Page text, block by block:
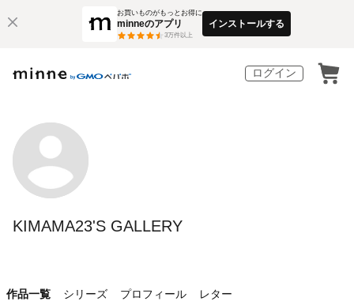
お買いものがもっとお得に
minneのアプリ
3万件以上
インストールする
ログイン
KIMAMA23'S GALLERY
作品一覧 シリーズ プロフィール レター